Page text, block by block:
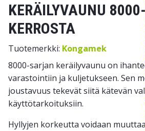
KERÄILYVAUNU
KERROSTA
Tuotemerkki: Kongamek
8000-sarjan keräilyvaunu on
varastointiin ja kuljetukseen. Sen
joustavuus tekevät siitä kätevän
käyttötarkoituksiin.
Hyllyjen korkeutta voidaan